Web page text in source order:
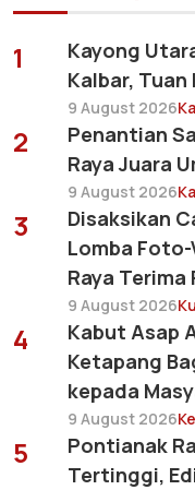
1
Kayong
Kalbar, Tuan
9 August 2026
2
Penantian
Raya Juara
9 August 2026
3
Disaksikan
Lomba
Raya
9 August 2026
4
Kabut Asap
Ketapang
kepada
9 August 2026
5
Pontianak
Tertinggi,